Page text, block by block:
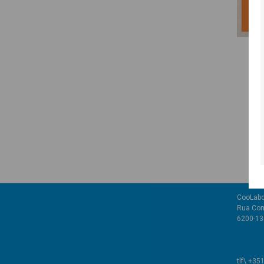
Rua
6200-
tlf\